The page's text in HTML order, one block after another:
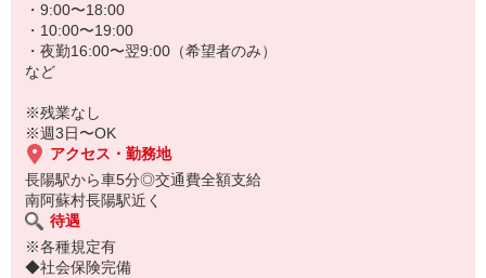
≪日収例≫※初任者研修修了者の場合
時給1500円×実働8h＝1万2000円
・9:00〜18:00
・10:00〜19:00
・夜勤16:00〜翌9:00（希望者のみ）
など
※残業なし
※週3日〜OK
アクセス・勤務地
長陽駅から車5分◎交通費全額支給
南阿蘇村長陽駅近く
待遇
※各種規定有
◆社会保険完備